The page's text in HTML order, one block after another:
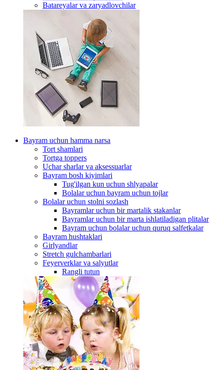
Batareyalar va zaryadlovchilar
Bayram uchun hamma narsa
Tort shamlari
Tortga toppers
Uchar sharlar va aksessuarlar
Bayram bosh kiyimlari
Tug'ilgan kun uchun shlyapalar
Bolalar uchun bayram uchun tojlar
Bolalar uchun stolni sozlash
Bayramlar uchun bir martalik stakanlar
Bayramlar uchun bir marta ishlatiladigan plitalar
Bayram uchun bolalar uchun quruq salfetkalar
Bayram hushtaklari
Girlyandlar
Stretch gulchambarlari
Feyerverklar va salyutlar
Rangli tutun